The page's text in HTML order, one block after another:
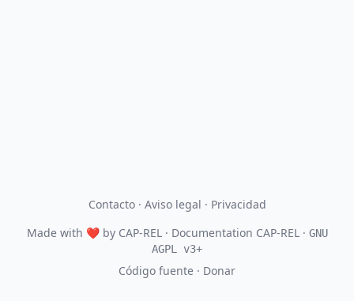
Contacto· Aviso legal · Privacidad
Made with ❤by CAP-REL· Documentation CAP-REL · GNU
AGPL v3+
Código fuente · Donar